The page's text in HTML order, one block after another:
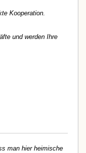
Kooperation.
und werden Ihre
man hier heimische